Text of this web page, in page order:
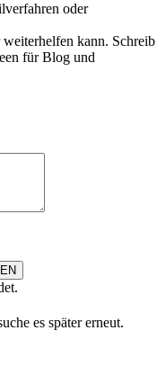
oder
kann. Schreib
für Blog und
es später erneut.